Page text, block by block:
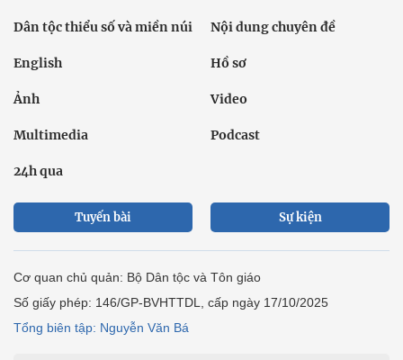
Dân tộc thiểu số và miền núi Nội dung chuyên đề
English Hồ sơ
Ảnh Video
Multimedia Podcast
24h qua
Tuyến bài Sự kiện
Cơ quan chủ quản: Bộ Dân tộc và Tôn giáo
Số giấy phép: 146/GP-BVHTTDL, cấp ngày 17/10/2025
Tổng biên tập: Nguyễn Văn Bá